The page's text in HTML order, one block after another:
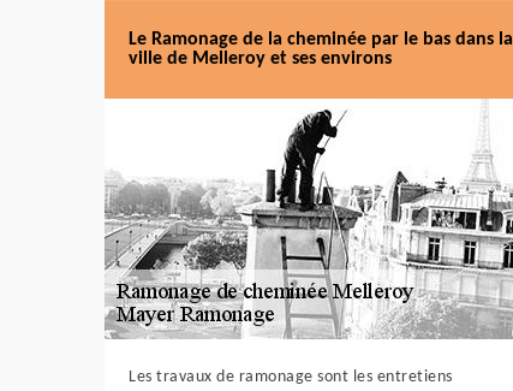
Le Ramonage de la cheminée par le bas dans la
ville de Melleroy et ses environs
Les travaux de ramonage sont les entretiens